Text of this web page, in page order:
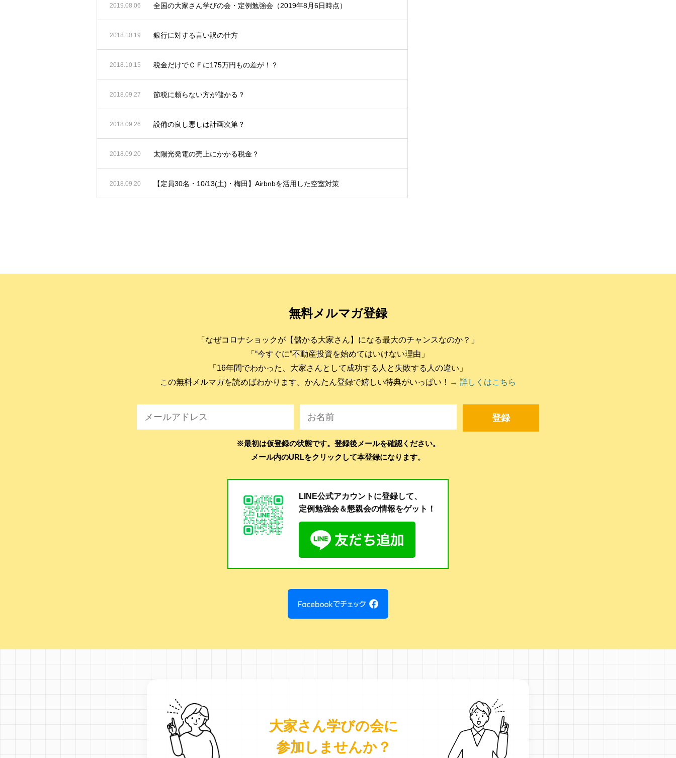
2019.08.06 全国の大家さん学びの会・定例勉強会（2019年8月6日時点）
2018.10.19 銀行に対する言い訳の仕方
2018.10.15 税金だけでＣＦに175万円もの差が！？
2018.09.27 節税に頼らない方が儲かる？
2018.09.26 設備の良し悪しは計画次第？
2018.09.20 太陽光発電の売上にかかる税金？
2018.09.20 【定員30名・10/13(土)・梅田】Airbnbを活用した空室対策
無料メルマガ登録
「なぜコロナショックが【儲かる大家さん】になる最大のチャンスなのか？」
「“今すぐに”不動産投資を始めてはいけない理由」
「16年間でわかった、大家さんとして成功する人と失敗する人の違い」
この無料メルマガを読めばわかります。かんたん登録で嬉しい特典がいっぱい！ → 詳しくはこちら
※最初は仮登録の状態です。登録後メールを確認ください。
メール内のURLをクリックして本登録になります。
LINE公式アカウントに登録して、
定例勉強会＆懇親会の情報をゲット！
大家さん学びの会に
参加しませんか？